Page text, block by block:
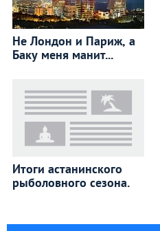
Не Лондон и Париж, а
Баку меня манит...
Итоги астанинского
рыболовного сезона.